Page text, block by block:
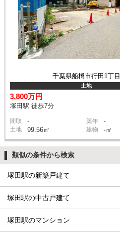
千葉県船橋市行田1丁目
土地
3,800万円
塚田駅 徒歩7分
間取 - 築年 -
土地 99.56㎡ 建物 -㎡
類似の条件から検索
塚田駅の新築戸建て
塚田駅の中古戸建て
塚田駅のマンション